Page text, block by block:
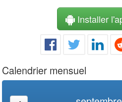
Installer
Calendrier mensuel